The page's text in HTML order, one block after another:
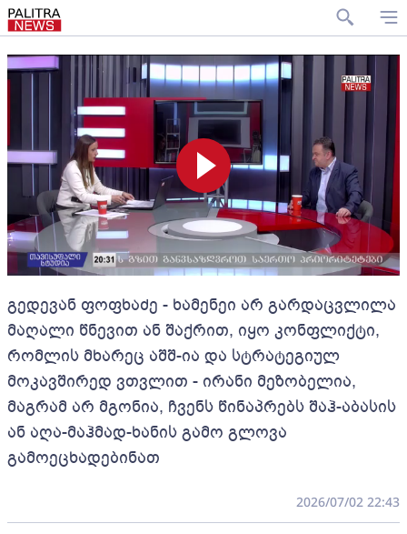
გედევან ფოფხაძე - ხამენეი არ გარდაცვლილა
მაღალი წნევით ან შაქრით, იყო კონფლიქტი,
რომლის მხარეც აშშ-ია და სტრატეგიულ
მოკავშირედ ვთვლით - ირანი მეზობელია,
მაგრამ არ მგონია, ჩვენს წინაპრებს შაჰ-აბასის
ან აღა-მაჰმად-ხანის გამო გლოვა
გამოეცხადებინათ
2026/07/02 22:43